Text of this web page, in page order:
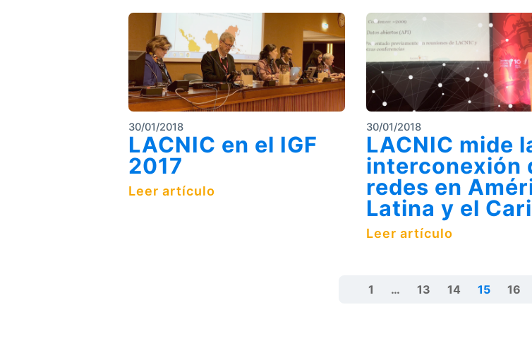
30/01/2018
LACNIC en el IGF
2017
Leer artículo
30/01/2018
LACNIC mide
interconexión
redes en
Latina y el
Leer artículo
1 … 13 14 15 16